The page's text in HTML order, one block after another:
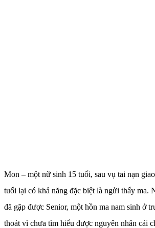
Mon – một nữ sinh 15 tuổi, sau vụ tai nạn
tuổi lại có khả năng đặc biệt là ngửi thấy ma.
đã gặp được Senior, một hồn ma nam sinh ở
thoát vì chưa tìm hiểu được nguyên nhân cái